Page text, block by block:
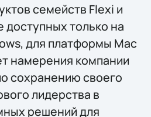
семейств Flexi и
доступных только на
для платформы Mac
намерения компании
сохранению своего
лидерства в
решений для